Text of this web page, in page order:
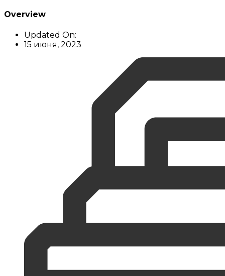
Overview
Updated On:
15 июня, 2023